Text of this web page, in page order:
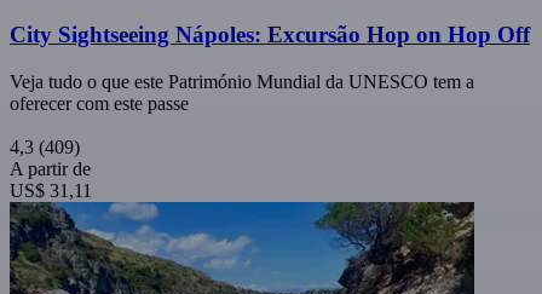
City Sightseeing Nápoles: Excursão Hop on Hop Off
Veja tudo o que este Património Mundial da UNESCO tem a
oferecer com este passe
4,3 (409)
A partir de
US$ 31,11